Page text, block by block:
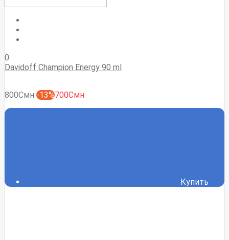
0
Davidoff Champion Energy 90 ml
800Смн -13%700Смн
Купить